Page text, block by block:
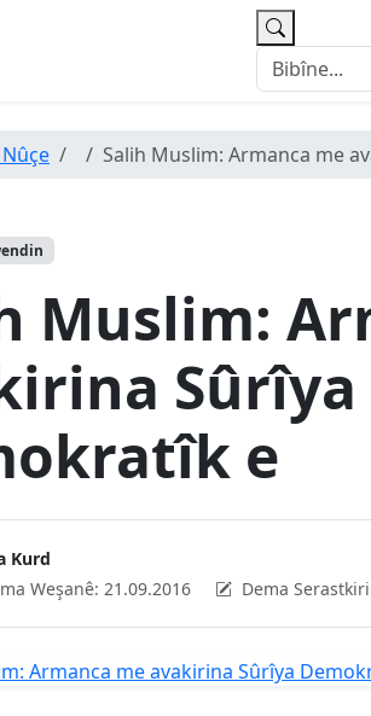
Salih Muslim: Armanca me
Muslim:
Sûrîya
e
Kurd
Weşanê: 21.09.2016 Dema